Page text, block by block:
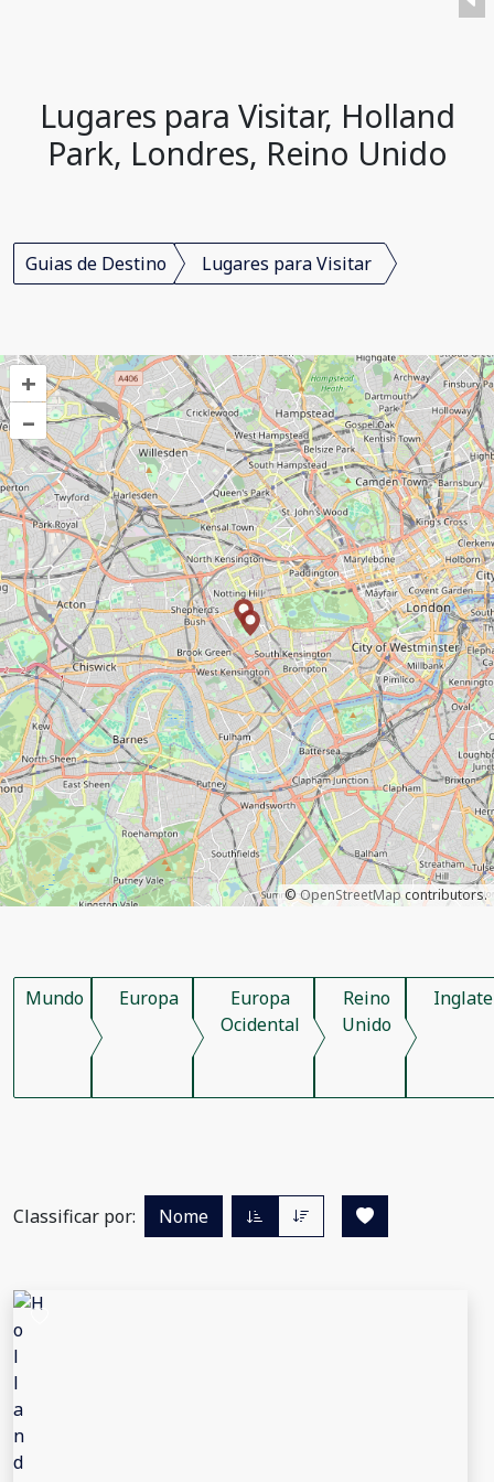
Lugares para Visitar, Holland
Park, Londres, Reino Unido
Guias de Destino Lugares para Visitar
+
–
©OpenStreetMapcontributors.
Mundo Europa
Europa
Ocidental
Reino
Unido
Classificar por: Nome